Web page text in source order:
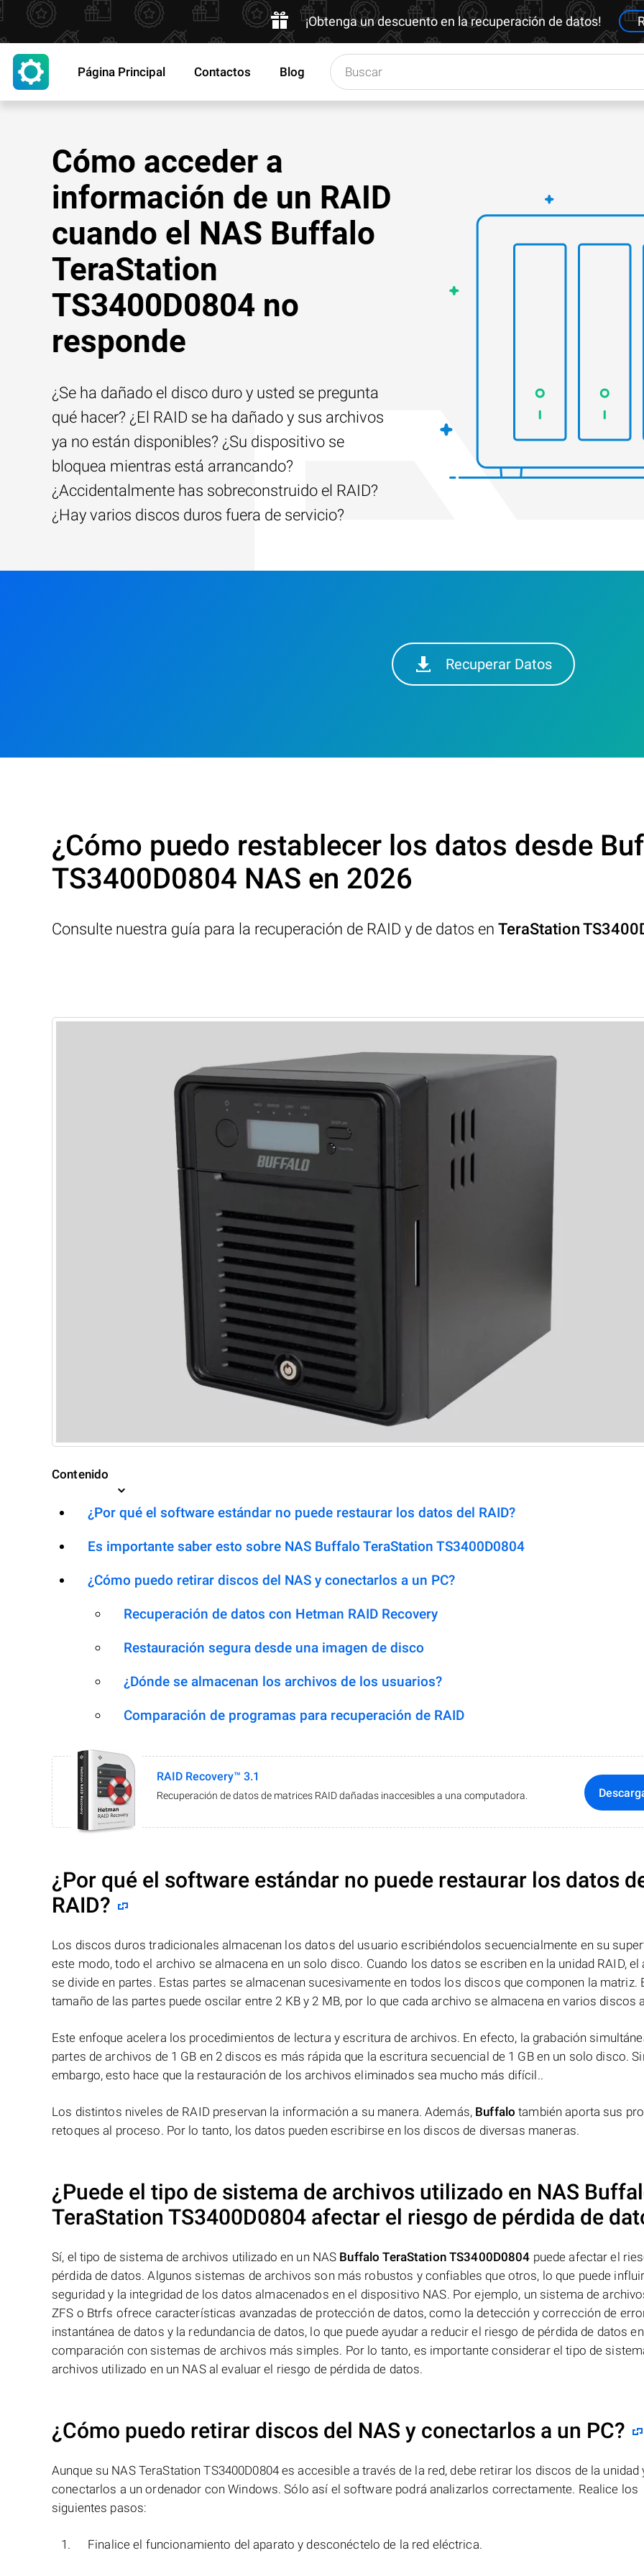
¡Obtenga un descuento en la recuperación de datos!
Página Principal Contactos Blog
Cómo acceder a
información de un RAID
cuando el NAS Buffalo
TeraStation
TS3400D0804 no
responde
¿Se ha dañado el disco duro y usted se pregunta
qué hacer? ¿El RAID se ha dañado y sus archivos
ya no están disponibles? ¿Su dispositivo se
bloquea mientras está arrancando?
¿Accidentalmente has sobreconstruido el RAID?
¿Hay varios discos duros fuera de servicio?
Recuperar Datos
¿Cómo puedo restablecer los datos desde
TS3400D0804 NAS en 2026
Consulte nuestra guía para la recuperación de RAID y de datos en TeraStation
Contenido
¿Por qué el software estándar no puede restaurar los datos del RAID?
Es importante saber esto sobre NAS Buffalo TeraStation TS3400D0804
¿Cómo puedo retirar discos del NAS y conectarlos a un PC?
Recuperación de datos con Hetman RAID Recovery
Restauración segura desde una imagen de disco
¿Dónde se almacenan los archivos de los usuarios?
Comparación de programas para recuperación de RAID
RAID Recovery™ 3.1
Recuperación de datos de matrices RAID dañadas inaccesibles a una computadora.
¿Por qué el software estándar no puede restaurar los datos
RAID?
Los discos duros tradicionales almacenan los datos del usuario escribiéndolos secuencialmente en su
este modo, todo el archivo se almacena en un solo disco. Cuando los datos se escriben en la unidad RAID, el
se divide en partes. Estas partes se almacenan sucesivamente en todos los discos que componen la matriz.
tamaño de las partes puede oscilar entre 2 KB y 2 MB, por lo que cada archivo se almacena en varios discos
Este enfoque acelera los procedimientos de lectura y escritura de archivos. En efecto, la grabación
partes de archivos de 1 GB en 2 discos es más rápida que la escritura secuencial de 1 GB en un solo disco.
embargo, esto hace que la restauración de los archivos eliminados sea mucho más difícil..
Los distintos niveles de RAID preservan la información a su manera. Además, Buffalo también aporta sus
retoques al proceso. Por lo tanto, los datos pueden escribirse en los discos de diversas maneras.
¿Puede el tipo de sistema de archivos utilizado en NAS
TeraStation TS3400D0804 afectar el riesgo de pérdida de
Sí, el tipo de sistema de archivos utilizado en un NAS Buffalo TeraStation TS3400D0804 puede afectar el
pérdida de datos. Algunos sistemas de archivos son más robustos y confiables que otros, lo que puede
seguridad y la integridad de los datos almacenados en el dispositivo NAS. Por ejemplo, un sistema de
ZFS o Btrfs ofrece características avanzadas de protección de datos, como la detección y corrección de
instantánea de datos y la redundancia de datos, lo que puede ayudar a reducir el riesgo de pérdida de datos en
comparación con sistemas de archivos más simples. Por lo tanto, es importante considerar el tipo de
archivos utilizado en un NAS al evaluar el riesgo de pérdida de datos.
¿Cómo puedo retirar discos del NAS y conectarlos a un PC?
Aunque su NAS TeraStation TS3400D0804 es accesible a través de la red, debe retirar los discos de la unidad
conectarlos a un ordenador con Windows. Sólo así el software podrá analizarlos correctamente. Realice los
siguientes pasos:
Finalice el funcionamiento del aparato y desconéctelo de la red eléctrica.